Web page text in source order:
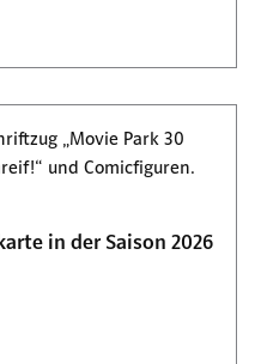
in der Saison 2026